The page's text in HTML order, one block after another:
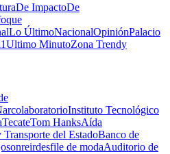
De ImpactoDe
Lo ÚltimoNacionalOpiniónPalacio
Ultimo MinutoZona Trendy
Instituto Tecnológico
TecateTom HanksAída
del EstadoBanco de
sonreirdesfile de modaAuditorio de